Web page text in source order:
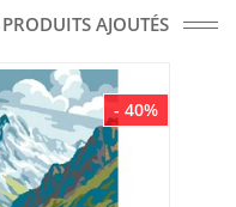
AJOUTÉS
- 40%